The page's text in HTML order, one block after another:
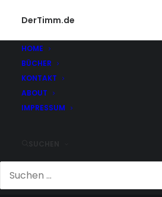
DerTimm.de
HOME
BÜCHER
KONTAKT
ABOUT
IMPRESSUM